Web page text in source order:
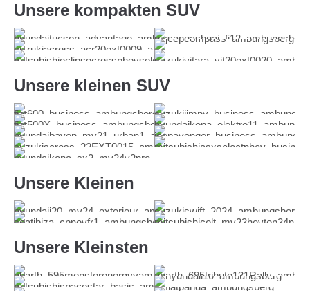
Unsere kompakten SUV
Hyundai Tucson
Nissan Qashqai
Suzuki Across
Jeep Compass
Mitsubishi Eclipse Cross
Suzuki Vitara
Unsere kleinen SUV
Fiat 600
Suzuki Jimny
Fiat 500X
Hyundai Kona Elektro
Hyundai Bayon
Jeep Avenger
Suzuki S-Cross
Mitsubishi ASX
Hyundai Kona
Unsere Kleinen
Hyundai i20
Suzuki Swift
SEAT Ibiza
Mitsubishi Colt
Unsere Kleinsten
Abarth 595
Abarth 695 Tributo 131 Rally
Mitsubishi Space Star
Hyundai i10